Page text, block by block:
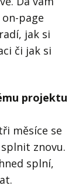
page
jak si
či jak si
projektu
měsíce se
znovu.
splní,